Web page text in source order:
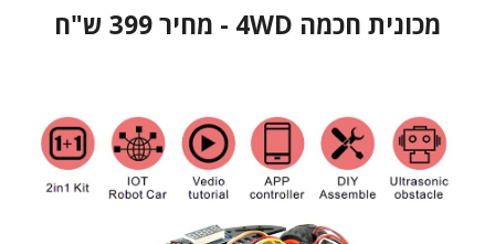
מכונית חכמה 4WD - מחיר 399 ש"ח